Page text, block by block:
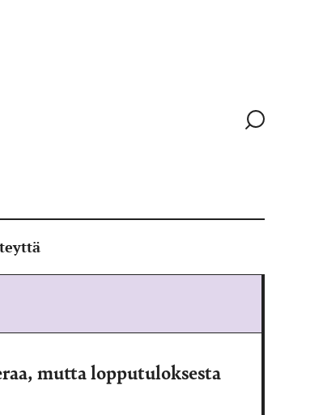
Siirry
mutta lopputuloksesta